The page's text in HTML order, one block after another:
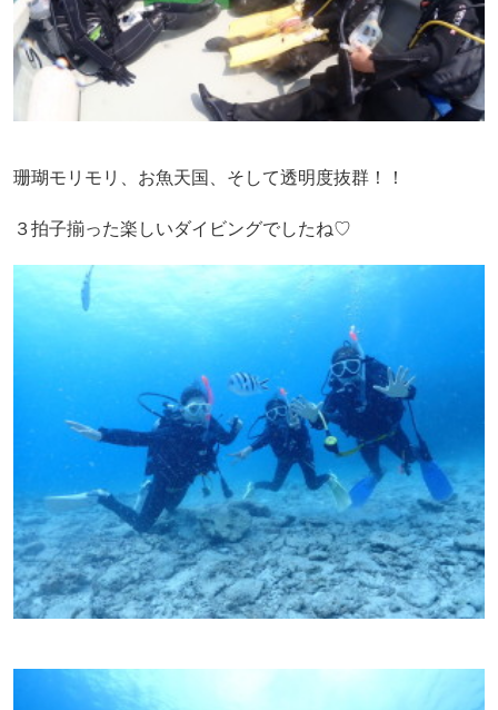
珊瑚モリモリ、お魚天国、そして透明度抜群！！
３拍子揃った楽しいダイビングでしたね♡